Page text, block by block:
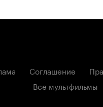
Соглашение
Все мультфильмы